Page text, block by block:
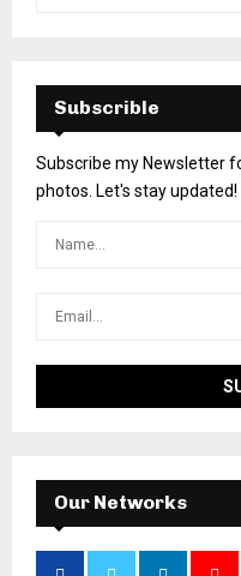
Subscrible
Subscribe my Newsletter
photos. Let's stay updated!
Our Networks